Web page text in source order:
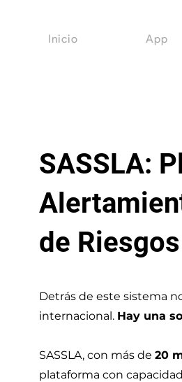
Inicio App
SASSLA:
de Riesgos
Detrás de este sistema
internacional. Hay una
SASSLA, con más de 20
plataforma con